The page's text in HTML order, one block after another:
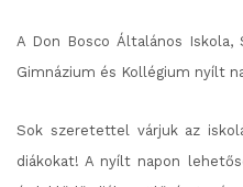
A Don Bosco Általános Iskola,
Gimnázium és Kollégium nyílt
Sok szeretettel várjuk az
diákokat! A nyílt napon